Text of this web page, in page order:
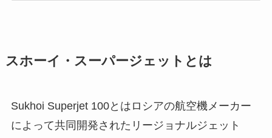
スホーイ・スーパージェットとは
Sukhoi Superjet 100とはロシアの航空機メーカー
によって共同開発されたリージョナルジェット